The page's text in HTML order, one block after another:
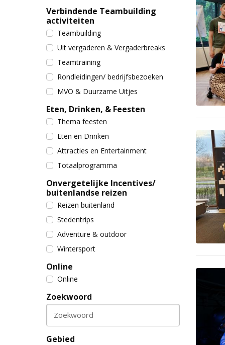
Verbindende Teambuilding
activiteiten
Teambuilding
Uit vergaderen & Vergaderbreaks
Teamtraining
Rondleidingen/ bedrijfsbezoeken
MVO & Duurzame Uitjes
Eten, Drinken, & Feesten
Thema feesten
Eten en Drinken
Attracties en Entertainment
Totaalprogramma
Onvergetelijke Incentives/
buitenlandse reizen
Reizen buitenland
Stedentrips
Adventure & outdoor
Wintersport
Online
Online
Zoekwoord
Zoekwoord
Gebied